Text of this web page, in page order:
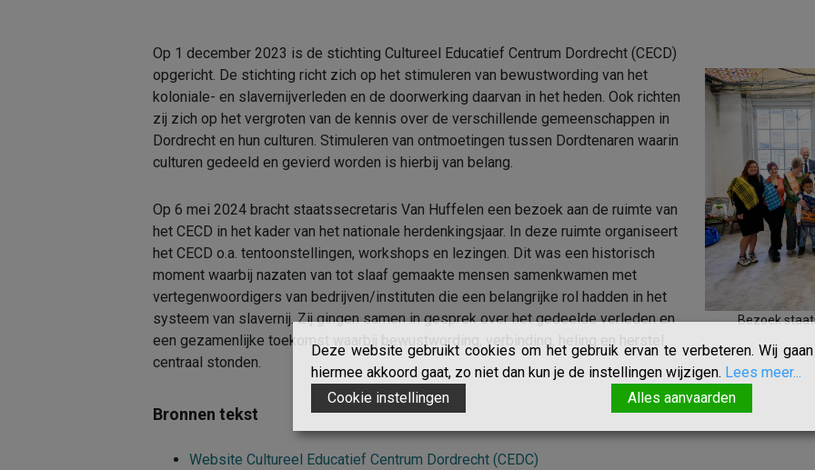
Bezoek
Op 1 december 2023 is de stichting Cultureel Educatief Centrum Dordrecht (CECD)
opgericht. De stichting richt zich op het stimuleren van bewustwording van het
koloniale- en slavernijverleden en de doorwerking daarvan in het heden. Ook richten
zij zich op het vergroten van de kennis over de verschillende gemeenschappen in
Dordrecht en hun culturen. Stimuleren van ontmoetingen tussen Dordtenaren waarin
culturen gedeeld en gevierd worden is hierbij van belang.
Op 6 mei 2024 bracht staatssecretaris Van Huffelen een bezoek aan de ruimte van
het CECD in het kader van het nationale herdenkingsjaar. In deze ruimte organiseert
het CECD o.a. tentoonstellingen, workshops en lezingen. Dit was een historisch
moment waarbij nazaten van tot slaaf gemaakte mensen samenkwamen met
vertegenwoordigers van bedrijven/instituten die een belangrijke rol hadden in het
systeem van slavernij. Zij gingen samen in gesprek over het gedeelde verleden en
een gezamenlijke toekomst waarbij bewustwording, verbinding, heling en herstel
centraal stonden.
Bronnen tekst
Website Cultureel Educatief Centrum Dordrecht (CEDC)
Deze website gebruikt cookies om het gebruik ervan te verbeteren. Wij
hiermee akkoord gaat, zo niet dan kun je de instellingen wijzigen. Lees meer...
Cookie instellingen
Alles aanvaarden